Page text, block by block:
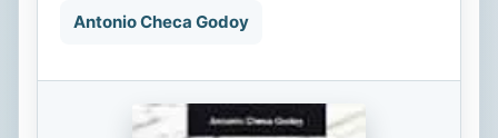
Antonio Checa Godoy